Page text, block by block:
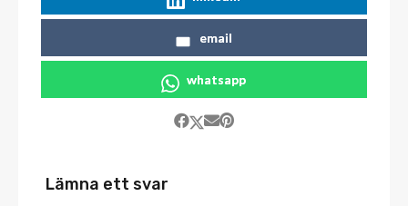
email
whatsapp
Lämna ett svar